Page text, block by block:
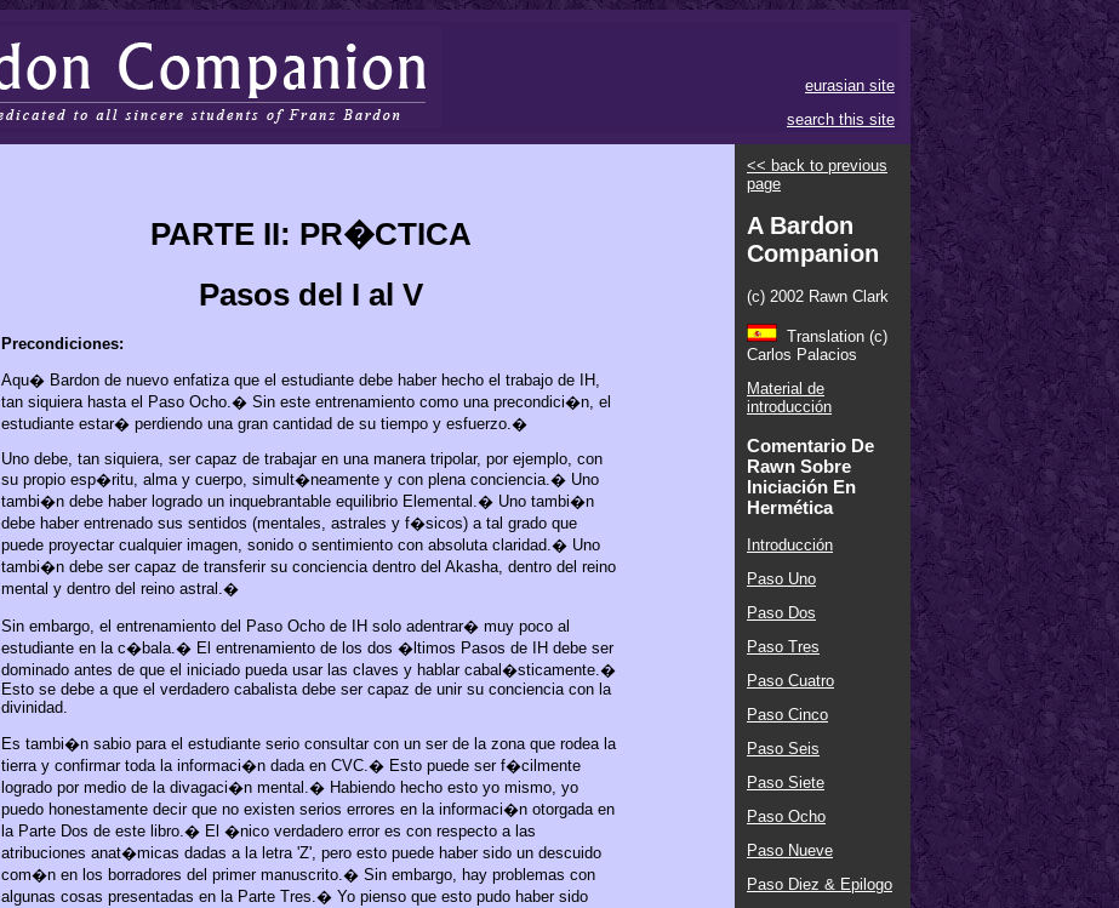
eurasian site
search this site
PARTE II: PR�CTICA
Pasos del I al V
Precondiciones:
Aqu� Bardon de nuevo enfatiza que el estudiante debe haber hecho el trabajo de IH,
tan siquiera hasta el Paso Ocho.� Sin este entrenamiento como una precondici�n, el
estudiante estar� perdiendo una gran cantidad de su tiempo y esfuerzo.�
Uno debe, tan siquiera, ser capaz de trabajar en una manera tripolar, por ejemplo, con
su propio esp�ritu, alma y cuerpo, simult�neamente y con plena conciencia.� Uno
tambi�n debe haber logrado un inquebrantable equilibrio Elemental.� Uno tambi�n
debe haber entrenado sus sentidos (mentales, astrales y f�sicos) a tal grado que
puede proyectar cualquier imagen, sonido o sentimiento con absoluta claridad.� Uno
tambi�n debe ser capaz de transferir su conciencia dentro del Akasha, dentro del reino
mental y dentro del reino astral.�
Sin embargo, el entrenamiento del Paso Ocho de IH solo adentrar� muy poco al
estudiante en la c�bala.� El entrenamiento de los dos �ltimos Pasos de IH debe ser
dominado antes de que el iniciado pueda usar las claves y hablar cabal�sticamente.�
Esto se debe a que el verdadero cabalista debe ser capaz de unir su conciencia con la
divinidad.
Es tambi�n sabio para el estudiante serio consultar con un ser de la zona que rodea la
tierra y confirmar toda la informaci�n dada en CVC.� Esto puede ser f�cilmente
logrado por medio de la divagaci�n mental.� Habiendo hecho esto yo mismo, yo
puedo honestamente decir que no existen serios errores en la informaci�n otorgada en
la Parte Dos de este libro.� El �nico verdadero error es con respecto a las
atribuciones anat�micas dadas a la letra 'Z', pero esto puede haber sido un descuido
com�n en los borradores del primer manuscrito.� Sin embargo, hay problemas con
algunas cosas presentadas en la Parte Tres.� Yo pienso que esto pudo haber sido
<< back to previous
page
A Bardon
Companion
(c) 2002 Rawn Clark
Translation (c)
Carlos Palacios
Material de
introducción
Comentario De
Rawn Sobre
Iniciación En
Hermética
Introducción
Paso Uno
Paso Dos
Paso Tres
Paso Cuatro
Paso Cinco
Paso Seis
Paso Siete
Paso Ocho
Paso Nueve
Paso Diez & Epilogo